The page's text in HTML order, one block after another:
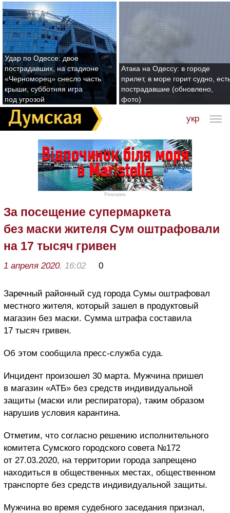
Удар по Одессе: двое
пострадавших, на стадионе
«Черноморец» снесло часть
крыши, субботняя игра
под угрозой
Атака на Одессу: в городе
прилет, в море горит судно,
пострадавшие (обновлено,
фото)
укр
Реклама
За посещение супермаркета
без маски жителя Сум оштрафовали
на 17 тысяч гривен
1 апреля 2020, 16:02 0
Заречный районный суд города Сумы оштрафовал
местного жителя, который зашел в продуктовый
магазин без маски. Сумма штрафа составила
17 тысяч гривен.
Об этом сообщила пресс-служба суда.
Инцидент произошел 30 марта. Мужчина пришел
в магазин «АТБ» без средств индивидуальной
защиты (маски или респиратора), таким образом
нарушив условия карантина.
Отметим, что согласно решению исполнительного
комитета Сумского городского совета №172
от 27.03.2020, на территории города запрещено
находиться в общественных местах, общественном
транспорте без средств индивидуальной защиты.
Мужчина во время судебного заседания признал,